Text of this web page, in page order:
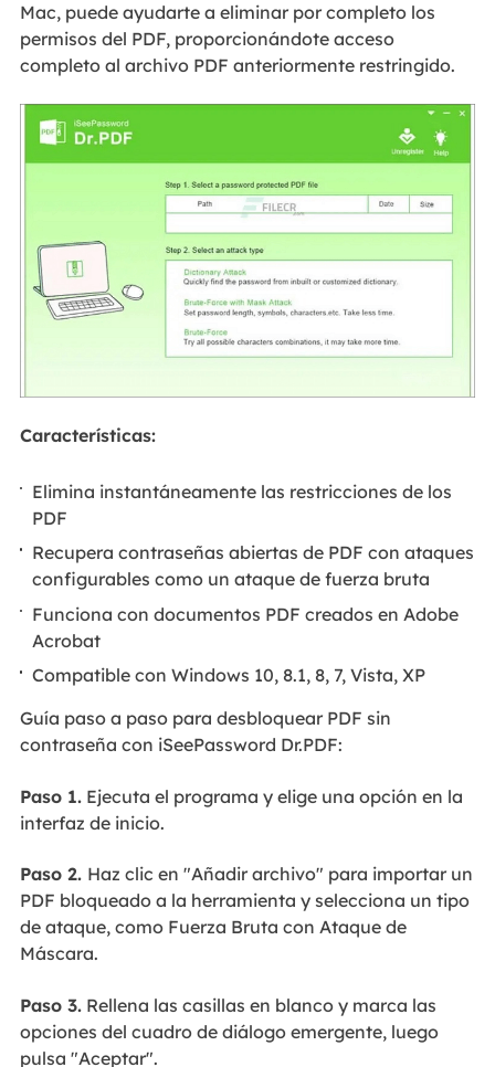
Mac, puede ayudarte a eliminar por completo los
permisos del PDF, proporcionándote acceso
completo al archivo PDF anteriormente restringido.
Características:
Elimina instantáneamente las restricciones de los
PDF
Recupera contraseñas abiertas de PDF con ataques
configurables como un ataque de fuerza bruta
Funciona con documentos PDF creados en Adobe
Acrobat
Compatible con Windows 10, 8.1, 8, 7, Vista, XP
Guía paso a paso para desbloquear PDF sin
contraseña con iSeePassword Dr.PDF:
Paso 1.Ejecuta el programa y elige una opción en la
interfaz de inicio.
Paso 2. Haz clic en "Añadir archivo" para importar un
PDF bloqueado a la herramienta y selecciona un tipo
de ataque, como Fuerza Bruta con Ataque de
Máscara.
Paso 3.Rellena las casillas en blanco y marca las
opciones del cuadro de diálogo emergente, luego
pulsa "Aceptar".